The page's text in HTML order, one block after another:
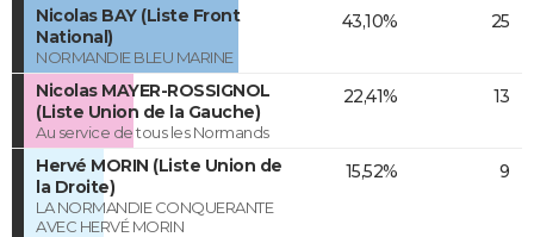
Nicolas BAY (Liste Front
National)
NORMANDIE BLEU MARINE
43,10% 25
Nicolas MAYER-ROSSIGNOL
(Liste Union de la Gauche)
Au service de tous les Normands
22,41% 13
Hervé MORIN (Liste Union de
la Droite)
LA NORMANDIE CONQUERANTE
AVEC HERVÉ MORIN
15,52% 9